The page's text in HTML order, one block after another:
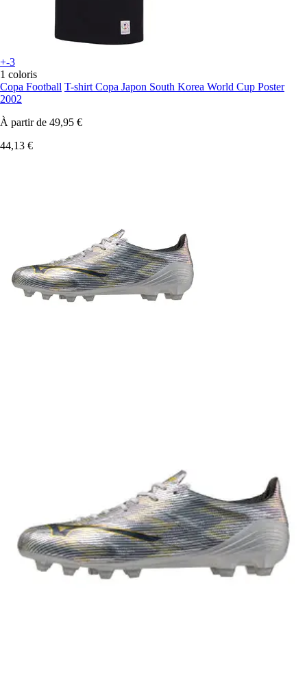
+-3
1 coloris
Copa Football T-shirt Copa Japon South Korea World Cup Poster
2002
À partir de 49,95 €
44,13 €